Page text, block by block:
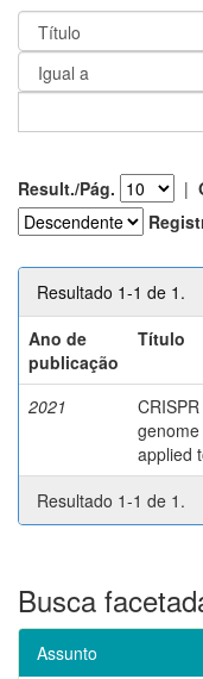
Result./Pág. |
Resultado 1-1 de 1.
Ano de
publicação
Título
2021
applied
Resultado 1-1 de 1.
Busca
Assunto